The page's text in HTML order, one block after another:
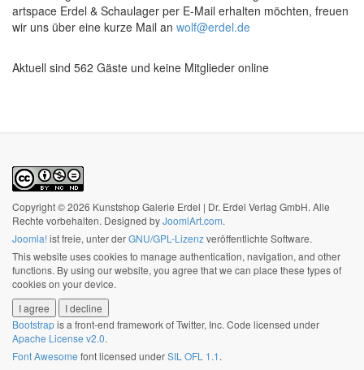
artspace Erdel & Schaulager per E-Mail erhalten möchten, freuen
wir uns über eine kurze Mail an wolf@erdel.de
Aktuell sind 562 Gäste und keine Mitglieder online
Copyright © 2026 Kunstshop Galerie Erdel | Dr. Erdel Verlag GmbH. Alle
Rechte vorbehalten. Designed byJoomlArt.com.
Joomla!ist freie, unter derGNU/GPL-Lizenzveröffentlichte Software.
This website uses cookies to manage authentication, navigation, and other
functions. By using our website, you agree that we can place these types of
cookies on your device.
I agree
I decline
Bootstrapis a front-end framework of Twitter, Inc. Code licensed under
Apache License v2.0.
Font Awesome font licensed underSIL OFL 1.1.